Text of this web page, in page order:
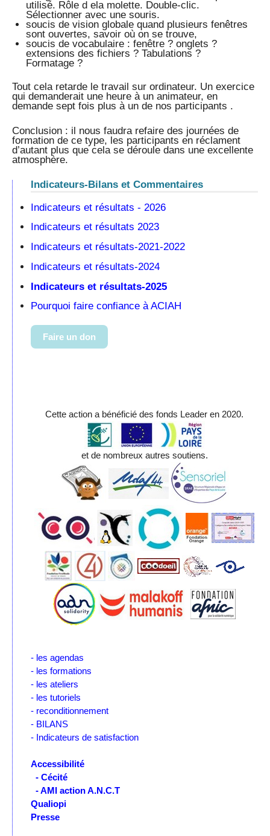
utilisé. Rôle d ela molette. Double-clic.
Sélectionner avec une souris.
soucis de vision globale quand plusieurs fenêtres
sont ouvertes, savoir où on se trouve,
soucis de vocabulaire : fenêtre ? onglets ?
extensions des fichiers ? Tabulations ?
Formatage ?
Tout cela retarde le travail sur ordinateur. Un exercice
qui demanderait une heure à un animateur, en
demande sept fois plus à un de nos participants .
Conclusion : il nous faudra refaire des journées de
formation de ce type, les participants en réclament
d’autant plus que cela se déroule dans une excellente
atmosphère.
Indicateurs-Bilans et Commentaires
Indicateurs et résultats - 2026
Indicateurs et résultats 2023
Indicateurs et résultats-2021-2022
Indicateurs et résultats-2024
Indicateurs et résultats-2025
Pourquoi faire confiance à ACIAH
Faire un don
Cette action a bénéficié des fonds Leader en 2020.
et de nombreux autres soutiens.
- les agendas
- les formations
- les ateliers
- les tutoriels
- reconditionnement
- BILANS
- Indicateurs de satisfaction
Accessibilité
- Cécité
- AMI action A.N.C.T
Qualiopi
Presse